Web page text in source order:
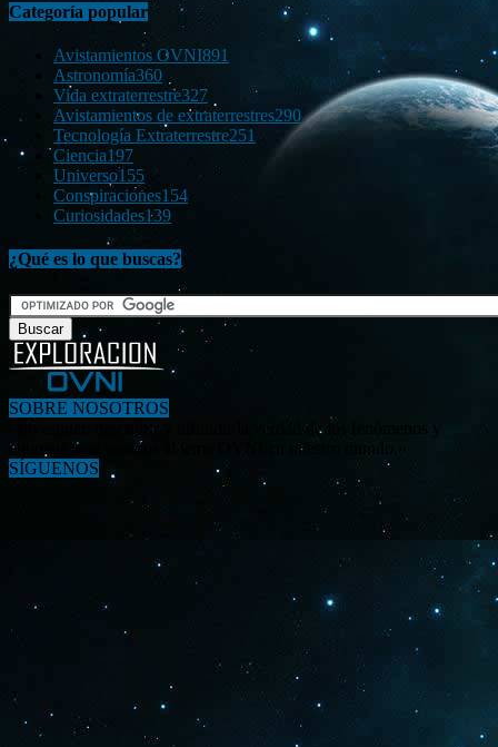
Categoría popular
Avistamientos OVNI891
Astronomía360
Vida extraterrestre327
Avistamientos de extraterrestres290
Tecnología Extraterrestre251
Ciencia197
Universo155
Conspiraciones154
Curiosidades139
¿Qué es lo que buscas?
SOBRE NOSOTROS
«Investigar, descubrir y difundir la verdad de los fenómenos y
enigmas relacionados al tema OVNI en nuestro mundo.»
SÍGUENOS